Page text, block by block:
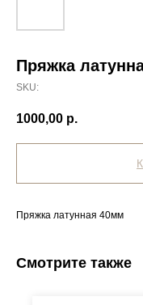
Пряжка
SKU:
1000,00 р.
Пряжка латунная 40мм
Смотрите также